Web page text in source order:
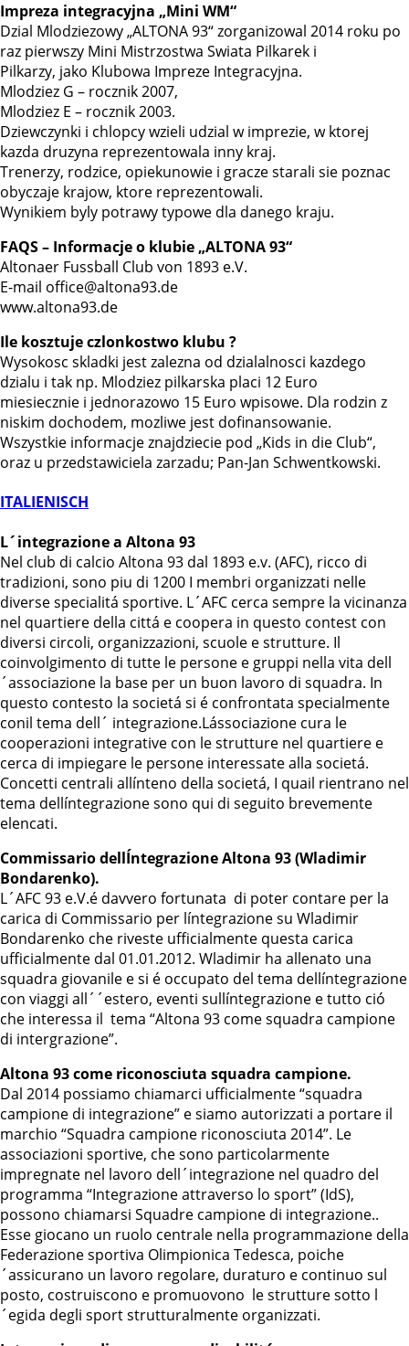
Impreza integracyjna „Mini WM“
Dzial Mlodziezowy „ALTONA 93“ zorganizowal 2014 roku po
raz pierwszy Mini Mistrzostwa Swiata Pilkarek i
Pilkarzy, jako Klubowa Impreze Integracyjna.
Mlodziez G – rocznik 2007,
Mlodziez E – rocznik 2003.
Dziewczynki i chlopcy wzieli udzial w imprezie, w ktorej
kazda druzyna reprezentowala inny kraj.
Trenerzy, rodzice, opiekunowie i gracze starali sie poznac
obyczaje krajow, ktore reprezentowali.
Wynikiem byly potrawy typowe dla danego kraju.
FAQS – Informacje o klubie „ALTONA 93“
Altonaer Fussball Club von 1893 e.V.
E-mail office@altona93.de
www.altona93.de
Ile kosztuje czlonkostwo klubu ?
Wysokosc skladki jest zalezna od dzialalnosci kazdego
dzialu i tak np. Mlodziez pilkarska placi 12 Euro
miesiecznie i jednorazowo 15 Euro wpisowe. Dla rodzin z
niskim dochodem, mozliwe jest dofinansowanie.
Wszystkie informacje znajdziecie pod „Kids in die Club“,
oraz u przedstawiciela zarzadu; Pan-Jan Schwentkowski.
ITALIENISCH
L´integrazione a Altona 93
Nel club di calcio Altona 93 dal 1893 e.v. (AFC), ricco di
tradizioni, sono piu di 1200 I membri organizzati nelle
diverse specialitá sportive. L´AFC cerca sempre la vicinanza
nel quartiere della cittá e coopera in questo contest con
diversi circoli, organizzazioni, scuole e strutture. Il
coinvolgimento di tutte le persone e gruppi nella vita dell
´associazione la base per un buon lavoro di squadra. In
questo contesto la societá si é confrontata specialmente
conil tema dell´ integrazione.Lássociazione cura le
cooperazioni integrative con le strutture nel quartiere e
cerca di impiegare le persone interessate alla societá.
Concetti centrali allínteno della societá, I quail rientrano nel
tema dellíntegrazione sono qui di seguito brevemente
elencati.
Commissario dellÍntegrazione Altona 93 (Wladimir
Bondarenko).
L´AFC 93 e.V.é davvero fortunata di poter contare per la
carica di Commissario per líntegrazione su Wladimir
Bondarenko che riveste ufficialmente questa carica
ufficialmente dal 01.01.2012. Wladimir ha allenato una
squadra giovanile e si é occupato del tema dellíntegrazione
con viaggi all´´estero, eventi sullíntegrazione e tutto ció
che interessa il tema “Altona 93 come squadra campione
di intergrazione”.
Altona 93 come riconosciuta squadra campione.
Dal 2014 possiamo chiamarci ufficialmente “squadra
campione di integrazione” e siamo autorizzati a portare il
marchio “Squadra campione riconosciuta 2014”. Le
associazioni sportive, che sono particolarmente
impregnate nel lavoro dell´integrazione nel quadro del
programma “Integrazione attraverso lo sport” (IdS),
possono chiamarsi Squadre campione di integrazione..
Esse giocano un ruolo centrale nella programmazione della
Federazione sportiva Olimpionica Tedesca, poiche
´assicurano un lavoro regolare, duraturo e continuo sul
posto, costruiscono e promuovono le strutture sotto l
´egida degli sport strutturalmente organizzati.